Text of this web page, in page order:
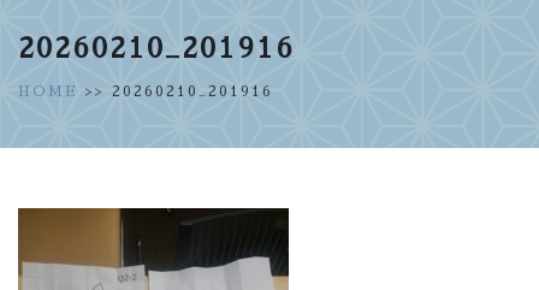
20260210_201916
HOME >> 20260210_201916